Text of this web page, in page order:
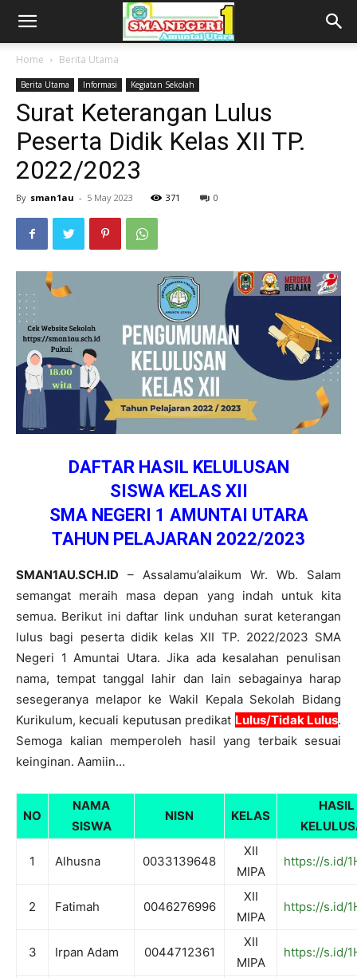
Home Berita Utama
Berita Utama Informasi Kegiatan Sekolah
Surat Keterangan Lulus
Peserta Didik Kelas XII TP.
2022/2023
By sman1au - 5 May 2023 371 0
DAFTAR HASIL KELULUSAN
SISWA KELAS XII
SMA NEGERI 1 AMUNTAI UTARA
TAHUN PELAJARAN 2022/2023
SMAN1AU.SCH.ID – Assalamu’alaikum Wr. Wb. Salam
semangat meraih masa depan yang indah untuk kita
semua. Berikut ini daftar link unduhan surat keterangan
lulus bagi peserta didik kelas XII TP. 2022/2023 SMA
Negeri 1 Amuntai Utara. Jika ada kesalahan penulisan
nama, tempat tanggal lahir dan lain sebagainya harap
sesegeranya melapor ke Wakil Kepala Sekolah Bidang
Kurikulum, kecuali keputusan predikat Lulus/Tidak Lulus.
Semoga kalian memperoleh hasil yang terbaik sesuai
keinginan. Aamiin…
NO
NAMA
SISWA
NISN KELAS
HASIL
1 Alhusna 0033139648
XII
MIPA
https://s.id/
2 Fatimah 0046276996
XII
MIPA
https://s.id/
3 Irpan Adam 0044712361
XII
MIPA
https://s.id/